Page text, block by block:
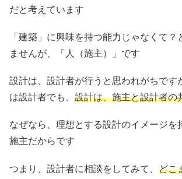
だと考えています
「建築」に興味を持つ能力じゃなくて
ませんが、「人（施主）」です
設計は、設計者が行うと思われがちです
は設計者でも、 設計は、施主と設計者の
なぜなら、理想とする設計のイメージを
施主だからです
つまり、設計者に相談をしてみて、 どこ